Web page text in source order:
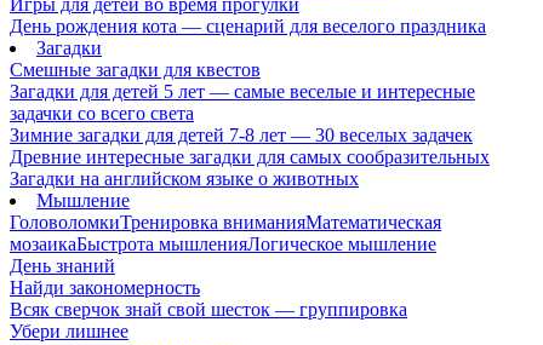
Игры для детей во время прогулки
День рождения кота — сценарий для веселого праздника
Загадки
Смешные загадки для квестов
Загадки для детей 5 лет — самые веселые и интересные
задачки со всего света
Зимние загадки для детей 7-8 лет — 30 веселых задачек
Древние интересные загадки для самых сообразительных
Загадки на английском языке о животных
Мышление
ГоловоломкиТренировка вниманияМатематическая
мозаикаБыстрота мышленияЛогическое мышление
День знаний
Найди закономерность
Всяк сверчок знай свой шесток — группировка
Убери лишнее